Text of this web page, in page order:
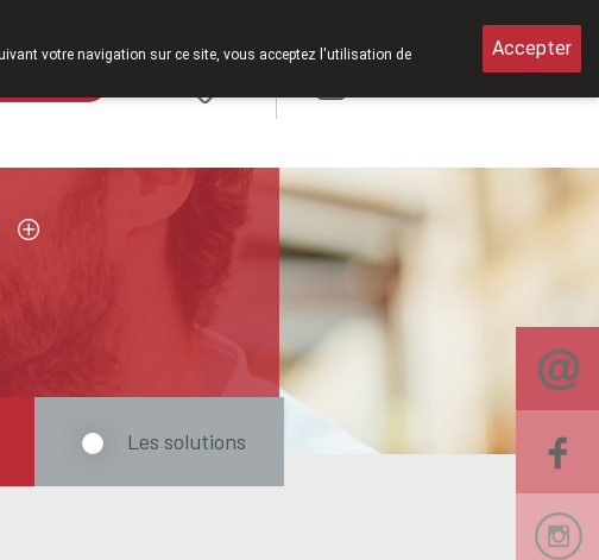
Les solutions
votre navigation sur ce site, vous acceptez l'utilisation de
Accepter